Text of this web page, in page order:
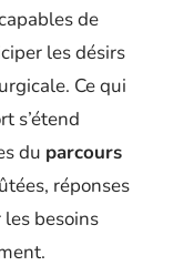
de
les désirs
Ce qui
s’étend
du parcours
réponses
besoins